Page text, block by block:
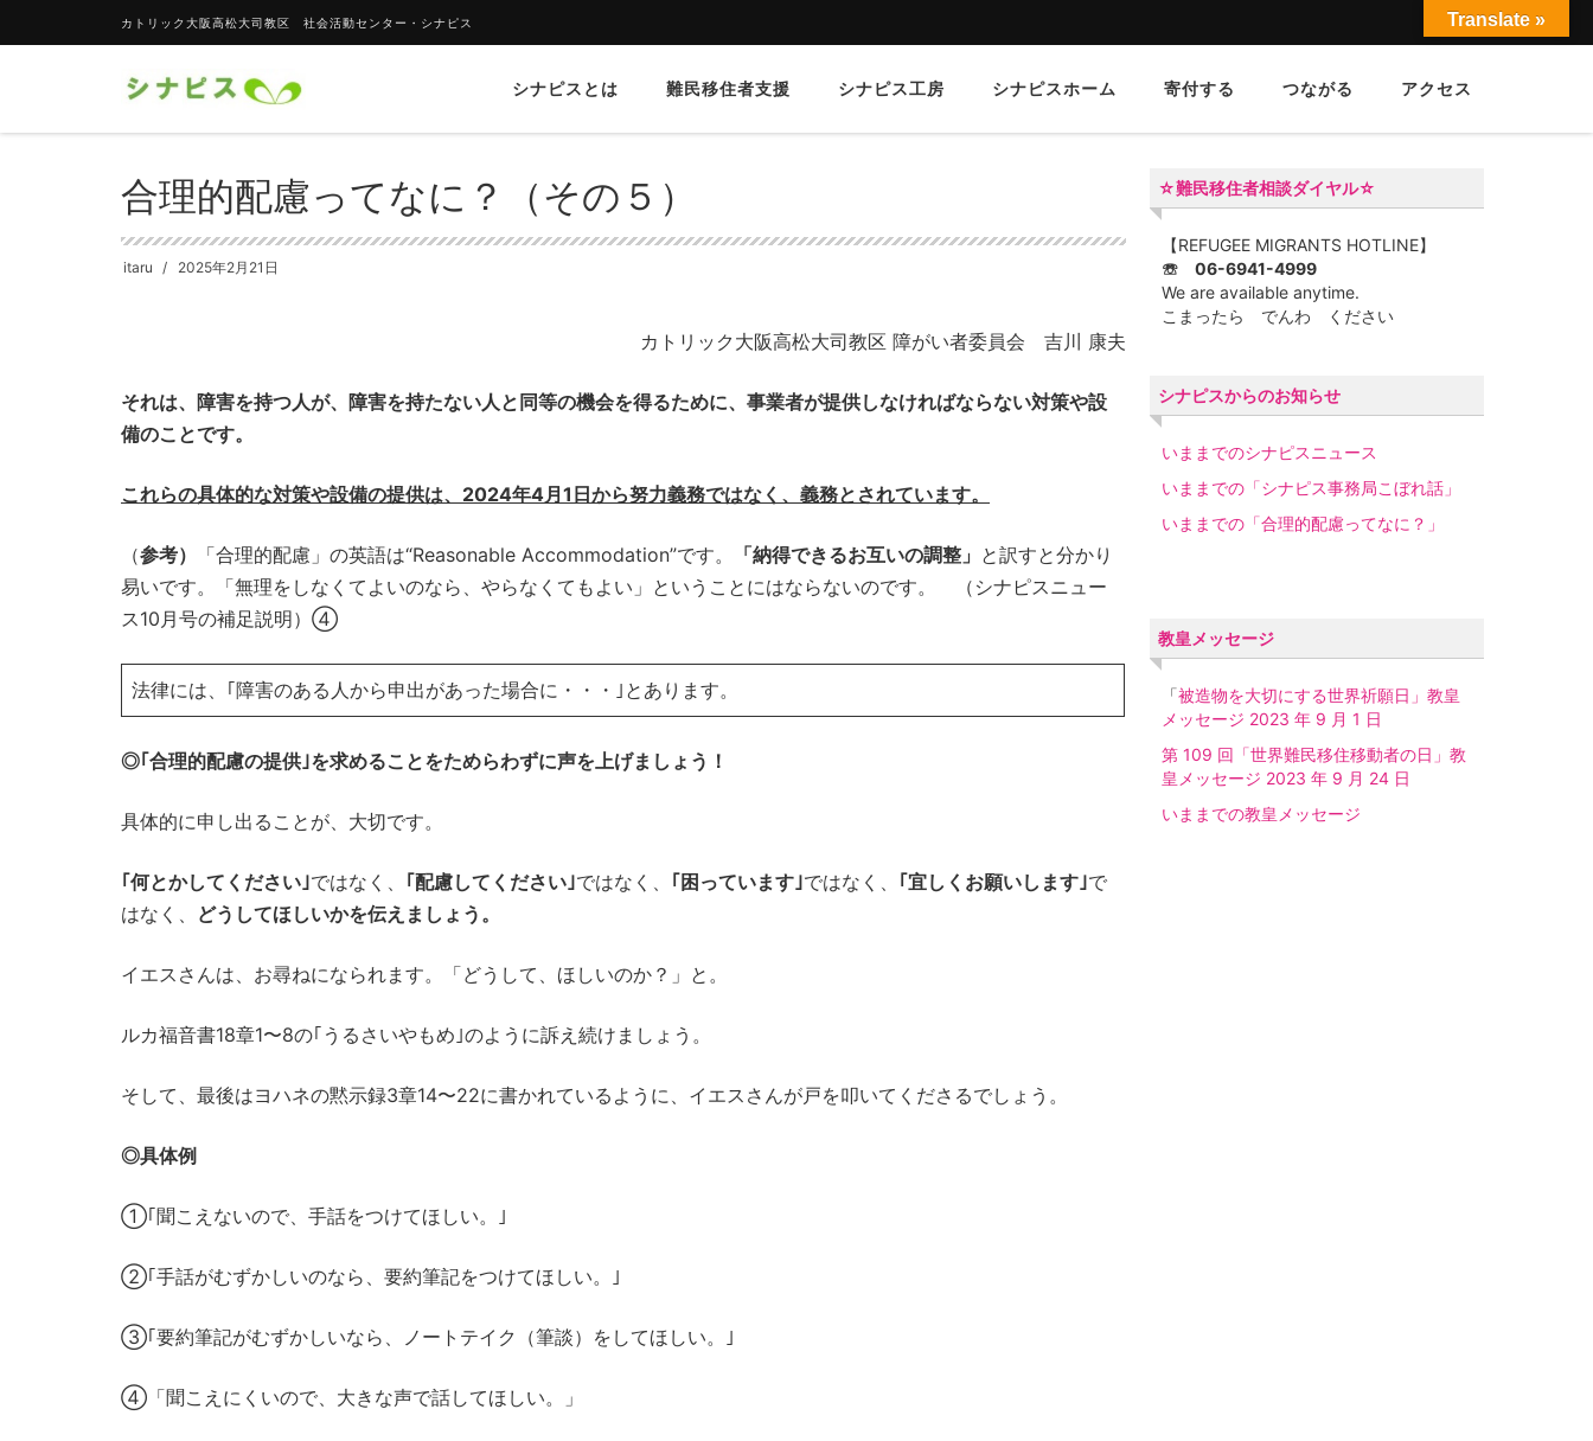
カトリック大阪高松大司教区 社会活動センター・シナピス
シナピスとは 難民移住者支援 シナピス工房 シナピスホーム 寄付する つながる アクセス
HOME 未分類 合理的配慮ってなに？（その５）
合理的配慮ってなに？（その５）
itaru 2025年2月21日
カトリック大阪高松大司教区 障がい者委員会 吉川 康夫
それは、障害を持つ人が、障害を持たない人と同等の機会を得るために、事業者が提供しなければならない対策や設
備のことです。
これらの具体的な対策や設備の提供は、2024年4月1日から努力義務ではなく、義務とされています。
（参考） 「合理的配慮」の英語は“Reasonable Accommodation”です。 「納得できるお互いの調整」 と訳すと分かり
易いです。「無理をしなくてよいのなら、やらなくてもよい」ということにはならないのです。 （シナピスニュー
ス10月号の補足説明）④
法律には、｢障害のある人から申出があった場合に・・・｣とあります。
◎｢合理的配慮の提供｣を求めることをためらわずに声を上げましょう！
具体的に申し出ることが、大切です。
｢何とかしてください｣ではなく、 ｢配慮してください｣ではなく、 ｢困っています｣ではなく、 ｢宜しくお願いします｣で
はなく、 どうしてほしいかを伝えましょう。
イエスさんは、お尋ねになられます。「どうして、ほしいのか？」と。
ルカ福音書18章1〜8の｢うるさいやもめ｣のように訴え続けましょう。
そして、最後はヨハネの黙示録3章14〜22に書かれているように、イエスさんが戸を叩いてくださるでしょう。
◎具体例
①｢聞こえないので、手話をつけてほしい。｣
②｢手話がむずかしいのなら、要約筆記をつけてほしい。｣
③｢要約筆記がむずかしいなら、ノートテイク（筆談）をしてほしい。｣
④「聞こえにくいので、大きな声で話してほしい。」
☆難民移住者相談ダイヤル☆
【REFUGEE MIGRANTS HOTLINE】
☏ 06-6941-4999
We are available anytime.
こまったら でんわ ください
シナピスからのお知らせ
いままでのシナピスニュース
いままでの「シナピス事務局こぼれ話」
いままでの「合理的配慮ってなに？」
教皇メッセージ
「被造物を大切にする世界祈願日」教皇
メッセージ 2023 年 9 月 1 日
第 109 回「世界難民移住移動者の日」教
皇メッセージ 2023 年 9 月 24 日
いままでの教皇メッセージ
Translate »